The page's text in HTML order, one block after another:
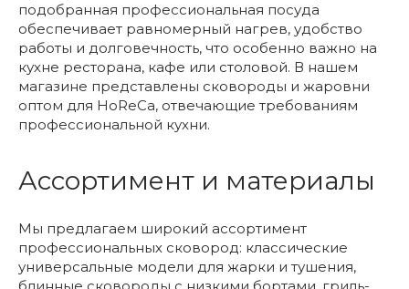
подобранная профессиональная посуда
обеспечивает равномерный нагрев, удобство
работы и долговечность, что особенно важно на
кухне ресторана, кафе или столовой. В нашем
магазине представлены сковороды и жаровни
оптом для HoReCa, отвечающие требованиям
профессиональной кухни.
Ассортимент и материалы
Мы предлагаем широкий ассортимент
профессиональных сковород: классические
универсальные модели для жарки и тушения,